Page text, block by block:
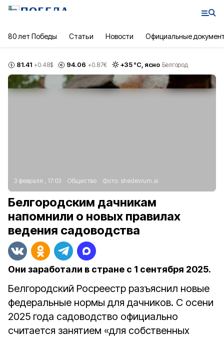
80 лет Победы Статьи Новости Официальные
81.41 +0.48$ 94.06 +0.87€ +35°С, ясно Белгород
3 февраля , 17:03 Общество Фото: shedevrum.ai
Белгородским дачникам
напомнили о новых правилах
ведения садоводства
Они заработали в стране с 1 сентября 2025.
Белгородский Росреестр разъяснил новые
федеральные нормы для дачников. С осени
2025 года садоводство официально
считается занятием «для собственных